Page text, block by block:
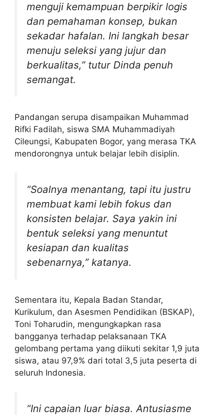
menguji kemampuan berpikir logis
dan pemahaman konsep, bukan
sekadar hafalan. Ini langkah besar
menuju seleksi yang jujur dan
berkualitas,” tutur Dinda penuh
semangat.
Pandangan serupa disampaikan Muhammad
Rifki Fadilah, siswa SMA Muhammadiyah
Cileungsi, Kabupaten Bogor, yang merasa TKA
mendorongnya untuk belajar lebih disiplin.
“Soalnya menantang, tapi itu justru
membuat kami lebih fokus dan
konsisten belajar. Saya yakin ini
bentuk seleksi yang menuntut
kesiapan dan kualitas
sebenarnya,” katanya.
Sementara itu, Kepala Badan Standar,
Kurikulum, dan Asesmen Pendidikan (BSKAP),
Toni Toharudin, mengungkapkan rasa
bangganya terhadap pelaksanaan TKA
gelombang pertama yang diikuti sekitar 1,9 juta
siswa, atau 97,9% dari total 3,5 juta peserta di
seluruh Indonesia.
“Ini capaian luar biasa. Antusiasme